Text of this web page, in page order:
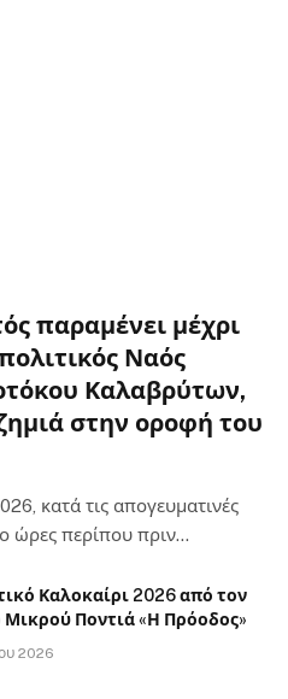
παραμένει μέχρι
Ναός
Καλαβρύτων,
στην οροφή του
κατά τις απογευματινές
ώρες περίπου πριν…
Καλοκαίρι 2026 από τον
Μικρού Ποντιά «Η Πρόοδος»
2026